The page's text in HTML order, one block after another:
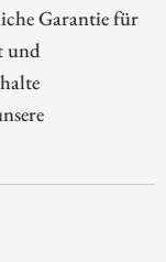
Garantie für
und